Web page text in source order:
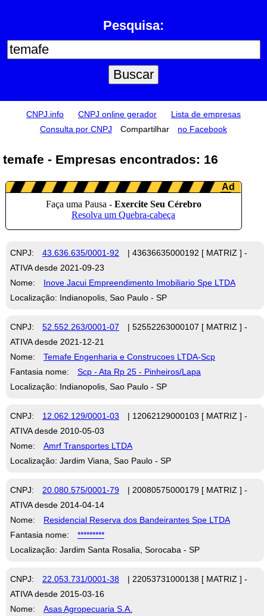
Pesquisa:
CNPJ.info CNPJ online gerador
Lista de empresas
Consulta por CNPJ
Compartilhar no Facebook
temafe - Empresas encontrados: 16
CNPJ: 43.636.635/0001-92
| 43636635000192 [ MATRIZ ] -
ATIVA desde 2021-09-23
Nome:
Inove Jacui Empreendimento Imobiliario Spe LTDA
Localização: Indianopolis, Sao Paulo - SP
CNPJ: 52.552.263/0001-07
| 52552263000107 [ MATRIZ ] -
ATIVA desde 2021-12-21
Nome:
Temafe Engenharia e Construcoes LTDA-Scp
Fantasia nome:
Scp - Ata Rp 25 - Pinheiros/Lapa
Localização: Indianopolis, Sao Paulo - SP
CNPJ: 12.062.129/0001-03
| 12062129000103 [ MATRIZ ] -
ATIVA desde 2010-05-03
Nome:
Amrf Transportes LTDA
Localização: Jardim Viana, Sao Paulo - SP
CNPJ: 20.080.575/0001-79
| 20080575000179 [ MATRIZ ] -
ATIVA desde 2014-04-14
Nome:
Residencial Reserva dos Bandeirantes Spe LTDA
Fantasia nome:
*********
Localização: Jardim Santa Rosalia, Sorocaba - SP
CNPJ: 22.053.731/0001-38
| 22053731000138 [ MATRIZ ] -
ATIVA desde 2015-03-16
Nome:
Asas Agropecuaria S.A.